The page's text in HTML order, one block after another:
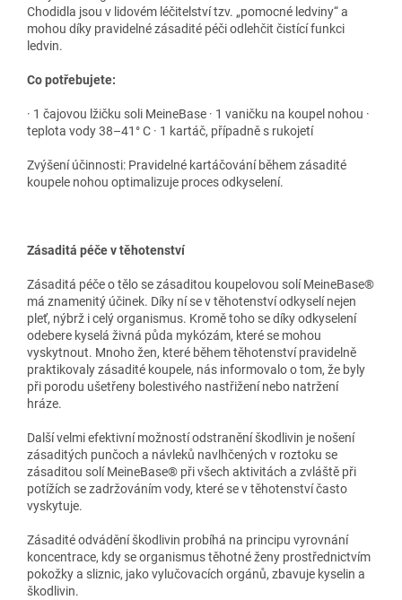
Chodidla jsou v lidovém léčitelství tzv. „pomocné ledviny“ a
mohou díky pravidelné zásadité péči odlehčit čistící funkci
ledvin.
Co potřebujete:
· 1 čajovou lžičku soli MeineBase · 1 vaničku na koupel nohou ·
teplota vody 38–41° C · 1 kartáč, případně s rukojetí
Zvýšení účinnosti: Pravidelné kartáčování během zásadité
koupele nohou optimalizuje proces odkyselení.
Zásaditá péče v těhotenství
Zásaditá péče o tělo se zásaditou koupelovou solí MeineBase®
má znamenitý účinek. Díky ní se v těhotenství odkyselí nejen
pleť, nýbrž i celý organismus. Kromě toho se díky odkyselení
odebere kyselá živná půda mykózám, které se mohou
vyskytnout. Mnoho žen, které během těhotenství pravidelně
praktikovaly zásadité koupele, nás informovalo o tom, že byly
při porodu ušetřeny bolestivého nastřižení nebo natržení
hráze.
Další velmi efektivní možností odstranění škodlivin je nošení
zásaditých punčoch a návleků navlhčených v roztoku se
zásaditou solí MeineBase® při všech aktivitách a zvláště při
potížích se zadržováním vody, které se v těhotenství často
vyskytuje.
Zásadité odvádění škodlivin probíhá na principu vyrovnání
koncentrace, kdy se organismus těhotné ženy prostřednictvím
pokožky a sliznic, jako vylučovacích orgánů, zbavuje kyselin a
škodlivin.